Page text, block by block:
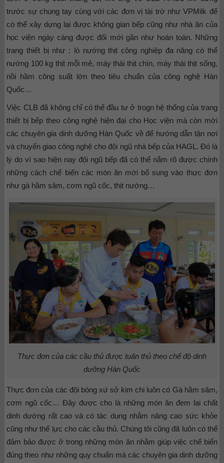
trước sự chung tay cùng với các đơn vị tài trờ như VPMilk để
có thể xây dựng lại được không gian bếp cũng như nhà ăn của
học viện ngày càng được đổi mới gần như hoàn toàn. Những
trang thiết bị như : lò nướng thịt công nghiệp đa năng có thể
nướng 100 kg thịt mỗi mẻ, máy thái thịt chín, máy thái thịt sống,
nồi hầm công suất lớn theo tiêu chuẩn của công nghệ Hàn
Quốc…
Việc CLB đã không chỉ có thể đầu tư ở trogn hệ thống của trang
thiết bị bếp theo công nghệ hiện đại cho Học viện mà còn mời
các chuyên gia dinh dưỡng Hàn Quốc về để hướng dẫn tận nơi
và chuyển giao công nghệ cho đội ngũ nhà bếp của HAGL. Đó là
lý do vì sao hiện nay đội ngũ bếp đã có thể nắm rõ được chính
những cách chế biến các món ăn mới bổ sung vào thực đơn
như gà hầm sâm, cơm ngũ cốc, thịt nướng…
Thực đơn của các cầu thủ được tuân thủ theo chế độ dinh
dưỡng Hàn Quốc
Thực đơn của các đội bóng xứ sở kim chi luôn có Gà hầm sâm,
cơm ngũ cốc… Đây được cho là những món ăn đem lại chất
dinh dướng rất cao và có tác dụng nhằm nâng cao sức khỏe
cũng như thể lực cho các cầu thủ. Chúng tôi cũng đã luôn có thể
đảm bảo được ở trong những món ăn nhằm giúp việc chế biến
đúng theo như những quy chuẩn mà các chuyên gia dinh dưỡng